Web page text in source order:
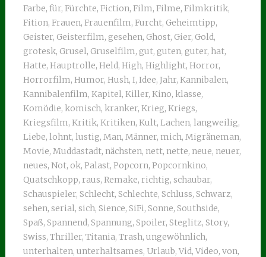
Farbe, für, Fürchte, Fiction, Film, Filme, Filmkritik,
Fition, Frauen, Frauenfilm, Furcht, Geheimtipp,
Geister, Geisterfilm, gesehen, Ghost, Gier, Gold,
grotesk, Grusel, Gruselfilm, gut, guten, guter, hat,
Hatte, Hauptrolle, Held, High, Highlight, Horror,
Horrorfilm, Humor, Hush, I, Idee, Jahr, Kannibalen,
Kannibalenfilm, Kapitel, Killer, Kino, klasse,
Komödie, komisch, kranker, Krieg, Kriegs,
Kriegsfilm, Kritik, Kritiken, Kult, Lachen, langweilig,
Liebe, lohnt, lustig, Man, Männer, mich, Migräneman,
Movie, Muddastadt, nächsten, nett, nette, neue, neuer,
neues, Not, ok, Palast, Popcorn, Popcornkino,
Quatschkopp, raus, Remake, richtig, schaubar,
Schauspieler, Schlecht, Schlechte, Schluss, Schwarz,
sehen, serial, sich, Sience, SiFi, Sonne, Southside,
Spaß, Spannend, Spannung, Spoiler, Steglitz, Story,
Swiss, Thriller, Titania, Trash, ungewöhnlich,
unterhalten, unterhaltsames, Urlaub, Vid, Video, von,